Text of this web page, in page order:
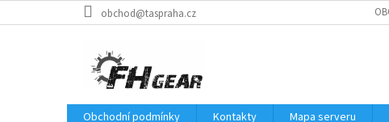
na
obchod@taspraha.cz
Obchodní podmínky Kontakty Mapa serveru